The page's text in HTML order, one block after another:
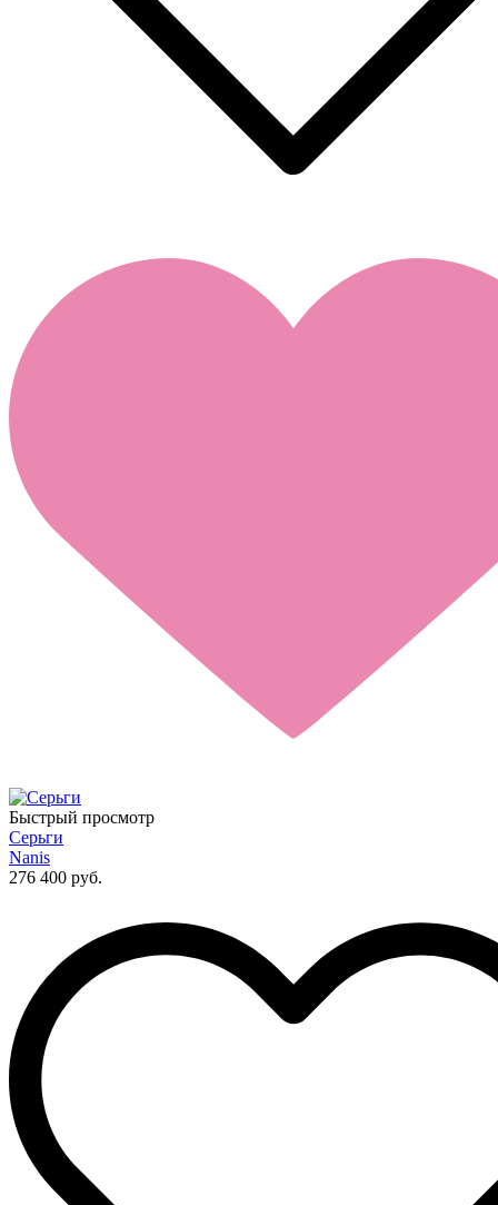
Быстрый просмотр
Серьги
Nanis
276 400 руб.